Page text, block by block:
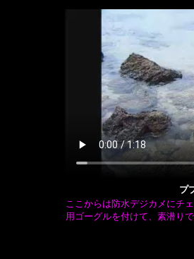
プ
ここからは防水デジカメにチ
用ゴーグルを付けて、素潜り